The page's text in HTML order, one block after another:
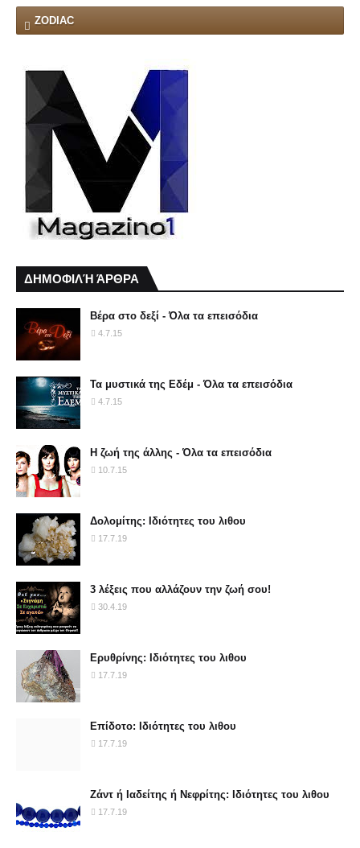
ZODIAC
ΔΗΜΟΦΙΛΉ ΆΡΘΡΑ
Βέρα στο δεξί - Όλα τα επεισόδια
4.7.15
Τα μυστικά της Εδέμ - Όλα τα επεισόδια
4.7.15
Η ζωή της άλλης - Όλα τα επεισόδια
10.7.15
Δολομίτης: Ιδιότητες του λιθου
17.7.19
3 λέξεις που αλλάζουν την ζωή σου!
30.4.19
Ερυθρίνης: Ιδιότητες του λιθου
17.7.19
Επίδοτο: Ιδιότητες του λιθου
17.7.19
Ζάντ ή Ιαδείτης ή Νεφρίτης: Ιδιότητες του λιθου
17.7.19